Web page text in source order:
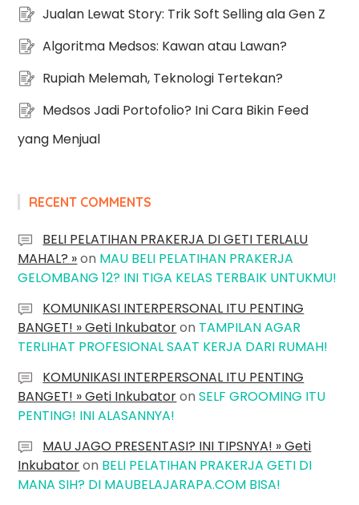
Jualan Lewat Story: Trik Soft Selling ala Gen Z
Algoritma Medsos: Kawan atau Lawan?
Rupiah Melemah, Teknologi Tertekan?
Medsos Jadi Portofolio? Ini Cara Bikin Feed
yang Menjual
RECENT COMMENTS
BELI PELATIHAN PRAKERJA DI GETI TERLALU
MAHAL? »on MAU BELI PELATIHAN PRAKERJA
GELOMBANG 12? INI TIGA KELAS TERBAIK UNTUKMU!
KOMUNIKASI INTERPERSONAL ITU PENTING
BANGET! » Geti Inkubatoron TAMPILAN AGAR
TERLIHAT PROFESIONAL SAAT KERJA DARI RUMAH!
KOMUNIKASI INTERPERSONAL ITU PENTING
BANGET! » Geti InkubatoronSELF GROOMING ITU
PENTING! INI ALASANNYA!
MAU JAGO PRESENTASI? INI TIPSNYA! » Geti
Inkubatoron BELI PELATIHAN PRAKERJA GETI DI
MANA SIH? DI MAUBELAJARAPA.COM BISA!